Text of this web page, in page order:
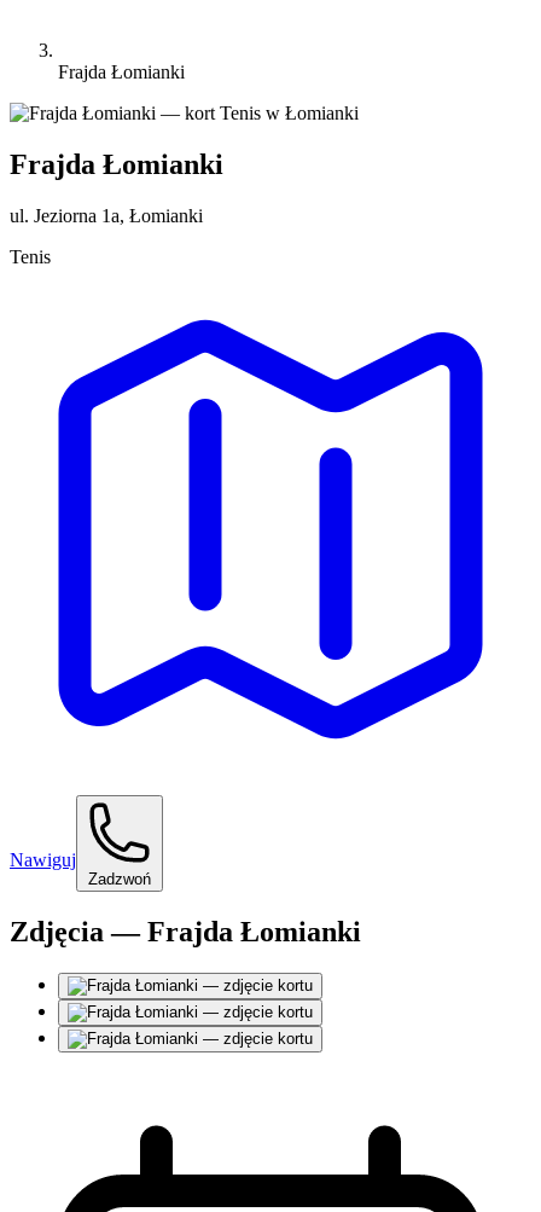
Frajda Łomianki
Frajda Łomianki
ul. Jeziorna 1a, Łomianki
Tenis
Nawiguj
Zadzwoń
Zdjęcia — Frajda Łomianki